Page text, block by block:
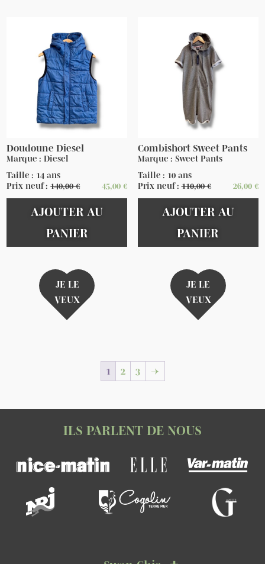
Doudoune Diesel
Marque : Diesel
Taille : 14 ans
Prix neuf :140,00€ 45,00 €
AJOUTER AU
PANIER
JE LE
VEUX
Combishort Sweet Pants
Marque : Sweet Pants
Taille : 10 ans
Prix neuf :110,00€ 26,00 €
AJOUTER AU
PANIER
JE LE
VEUX
1 2 3 →
ILS PARLENT DE NOUS